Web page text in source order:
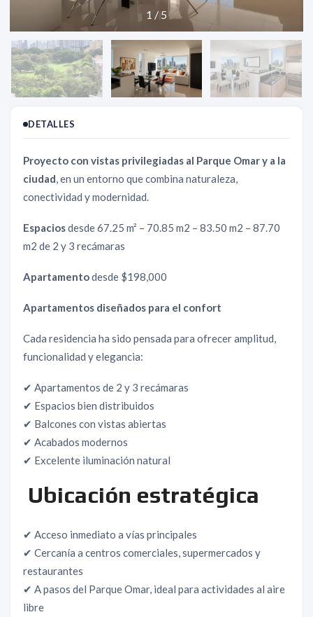
1 / 5
DETALLES
Proyecto con vistas privilegiadas al Parque Omar y a la
ciudad , en un entorno que combina naturaleza,
conectividad y modernidad.
Espaciosdesde 67.25 m² – 70.85 m2 – 83.50 m2 – 87.70
m2 de 2 y 3 recámaras
Apartamentodesde $198,000
Apartamentos diseñados para el confort
Cada residencia ha sido pensada para ofrecer amplitud,
funcionalidad y elegancia:
✔ Apartamentos de 2 y 3 recámaras
✔ Espacios bien distribuidos
✔ Balcones con vistas abiertas
✔ Acabados modernos
✔ Excelente iluminación natural
Ubicación estratégica
✔ Acceso inmediato a vías principales
✔ Cercanía a centros comerciales, supermercados y
restaurantes
✔ A pasos del Parque Omar, ideal para actividades al aire
libre